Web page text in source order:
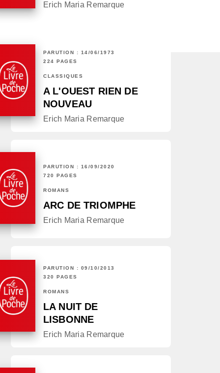
Erich Maria Remarque
PARUTION : 14/06/1973
224 PAGES
CLASSIQUES
A L'OUEST RIEN DE
NOUVEAU
Erich Maria Remarque
PARUTION : 16/09/2020
720 PAGES
ROMANS
ARC DE TRIOMPHE
Erich Maria Remarque
PARUTION : 09/10/2013
320 PAGES
ROMANS
LA NUIT DE
LISBONNE
Erich Maria Remarque